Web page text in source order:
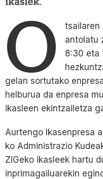
O
tsailaren
antolatu
8:30 eta
gelan sortutako
helburua da enpresa
ikasleen ekintzailetza
Aurtengo Ikasenpresa
ko Administrazio
ZIGeko ikasleek hartu
inprimagailuarekin